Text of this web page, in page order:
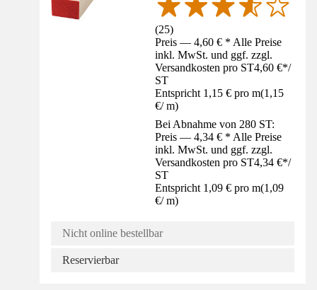
(25)
Preis — 4,60 € * Alle Preise
inkl. MwSt. und ggf. zzgl.
Versandkosten pro ST4,60 €*/
ST
Entspricht 1,15 € pro m(1,15
€/ m)
Bei Abnahme von 280 ST:
Preis — 4,34 € * Alle Preise
inkl. MwSt. und ggf. zzgl.
Versandkosten pro ST4,34 €*/
ST
Entspricht 1,09 € pro m(1,09
€/ m)
Nicht online bestellbar
Reservierbar